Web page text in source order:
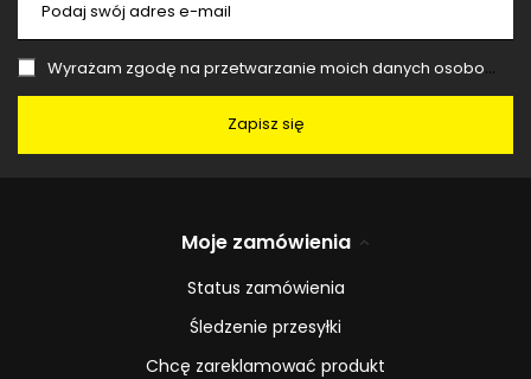
Podaj swój adres e-mail
Wyrażam zgodę na przetwarzanie moich danych osobowych (adres e-mail) na potrzeby wysyłki newslettera z informacją handlową (marketing). Więcej w
Zapisz się
Moje zamówienia
Status zamówienia
Śledzenie przesyłki
Chcę zareklamować produkt